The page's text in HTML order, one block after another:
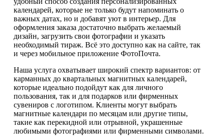
календарей, которые не только будут напоминать о
важных датах, но и добавят уют в интерьер. Для
оформления заказа достаточно выбрать желаемый
дизайн, загрузить свои фотографии и указать
необходимый тираж. Всё это доступно как на сайте, так
и через мобильное приложение ФотоПочта.
Наша услуга охватывает широкий спектр вариантов: от
карманных до квартальных магнитных календарей,
которые идеально подойдут как для личного
пользования, так и для подарков или фирменных
сувениров с логотипом. Клиенты могут выбрать
магнитные календари по месяцам или другие типы,
такие как перекидной или отрывной, украшенные
любимыми фотографиями или фирменными символами.